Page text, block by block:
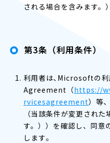
される場合を含みます。
第3条（利用条件）
利用者は､Microsoftの
Agreement（https://
rvicesagreement）等
（当該条件が変更され
す。））を確認し、同意
します｡